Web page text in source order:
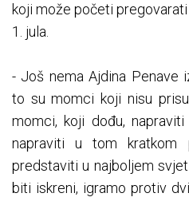
koji može početi
1. jula.
- Još nema Ajdina Penave
to su momci koji nisu
momci, koji dođu,
napraviti u tom
predstaviti u najboljem
biti iskreni, igramo protiv